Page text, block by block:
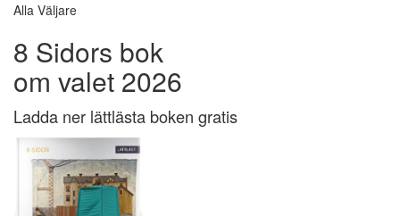
Alla Väljare
8 Sidors bok
om valet 2026
Ladda ner lättlästa boken gratis